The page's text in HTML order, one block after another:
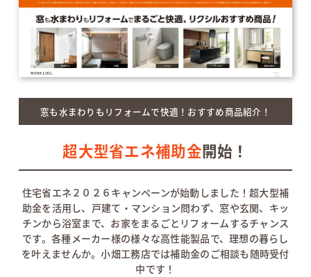
窓も水まわりもリフォームで快適！おすすめ商品紹介！
超大型省エネ補助金開始！
住宅省エネ２０２６キャンペーンが始動しました！超大型補
助金を活用し、戸建て・マンション問わず、窓や玄関、 キッ
チンから浴室まで、お家をまるごとリフォームするチャンス
です。各種メーカー様の様々な高性能製品で、理想の暮らし
を叶えませんか。小畑工務店では補助金のご相談も随時受付
中です！